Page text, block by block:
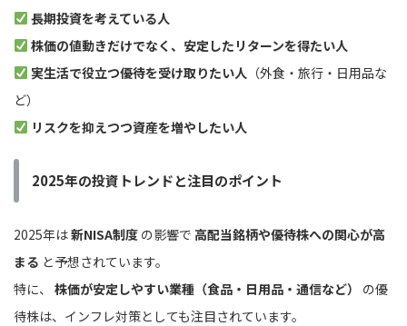
長期投資を考えている人
株価の値動きだけでなく、安定したリターンを得たい人
実生活で役立つ優待を受け取りたい人 （外食・旅行・日用品な
ど）
リスクを抑えつつ資産を増やしたい人
2025年の投資トレンドと注目のポイント
2025年は新NISA制度 の影響で 高配当銘柄や優待株への関心が高
まる と予想されています。
特に、 株価が安定しやすい業種（食品・日用品・通信など）
の優
待株は、インフレ対策としても注目されています。